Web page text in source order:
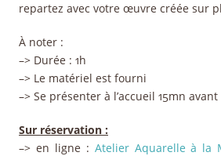
repartez avec votre œuvre créée sur
À noter :
–> Durée : 1h
–> Le matériel est fourni
–> Se présenter à l’accueil 15mn
Sur réservation :
–> en ligne : Atelier Aquarelle à la